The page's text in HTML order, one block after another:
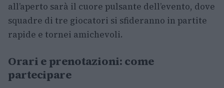
all’aperto sarà il cuore pulsante dell’evento, dove
squadre di tre giocatori si sfideranno in partite
rapide e tornei amichevoli.
Orari e prenotazioni: come
partecipare